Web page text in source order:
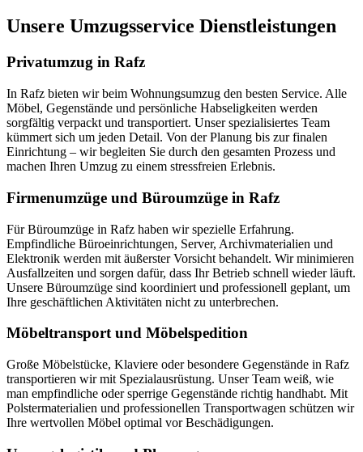
Unsere Umzugsservice Dienstleistungen
Privatumzug in Rafz
In Rafz bieten wir beim Wohnungsumzug den besten Service. Alle
Möbel, Gegenstände und persönliche Habseligkeiten werden
sorgfältig verpackt und transportiert. Unser spezialisiertes Team
kümmert sich um jeden Detail. Von der Planung bis zur finalen
Einrichtung – wir begleiten Sie durch den gesamten Prozess und
machen Ihren Umzug zu einem stressfreien Erlebnis.
Firmenumzüge und Büroumzüge in Rafz
Für Büroumzüge in Rafz haben wir spezielle Erfahrung.
Empfindliche Büroeinrichtungen, Server, Archivmaterialien und
Elektronik werden mit äußerster Vorsicht behandelt. Wir minimieren
Ausfallzeiten und sorgen dafür, dass Ihr Betrieb schnell wieder läuft.
Unsere Büroumzüge sind koordiniert und professionell geplant, um
Ihre geschäftlichen Aktivitäten nicht zu unterbrechen.
Möbeltransport und Möbelspedition
Große Möbelstücke, Klaviere oder besondere Gegenstände in Rafz
transportieren wir mit Spezialausrüstung. Unser Team weiß, wie
man empfindliche oder sperrige Gegenstände richtig handhabt. Mit
Polstermaterialien und professionellen Transportwagen schützen wir
Ihre wertvollen Möbel optimal vor Beschädigungen.